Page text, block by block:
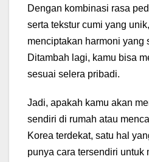
Dengan kombinasi rasa
serta tekstur cumi yang
menciptakan harmoni yang
Ditambah lagi, kamu bisa
sesuai selera pribadi.
Jadi, apakah kamu akan
sendiri di rumah atau
Korea terdekat, satu hal
punya cara tersendiri untuk